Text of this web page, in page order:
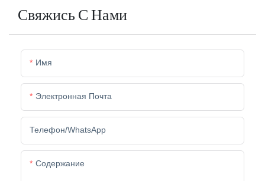
Свяжись С Нами
Имя
Электронная Почта
Телефон/WhatsApp
Содержание